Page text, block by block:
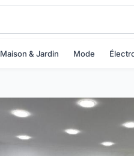
Maison & Jardin Mode